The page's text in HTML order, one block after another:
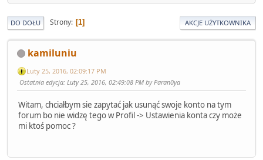
DO DOŁU Strony 1 AKCJE UŻYTKOWNIKA
kamiluniu
Luty 25, 2016, 02:09:17 PM
Ostatnia edycja: Luty 25, 2016, 02:49:08 PM by Paran0ya
Witam, chciałbym sie zapytać jak usunąć swoje konto na tym
forum bo nie widzę tego w Profil -> Ustawienia konta czy może
mi ktoś pomoc ?